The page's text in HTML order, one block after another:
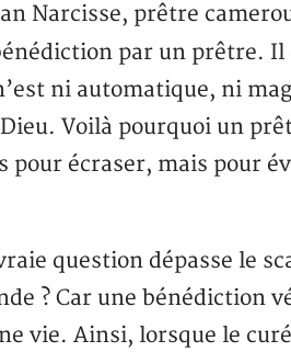
Narcisse, prêtre
par un prêtre.
ni automatique, ni
Voilà pourquoi un
pour écraser, mais pour
question dépasse le
? Car une bénédiction
vie. Ainsi, lorsque le